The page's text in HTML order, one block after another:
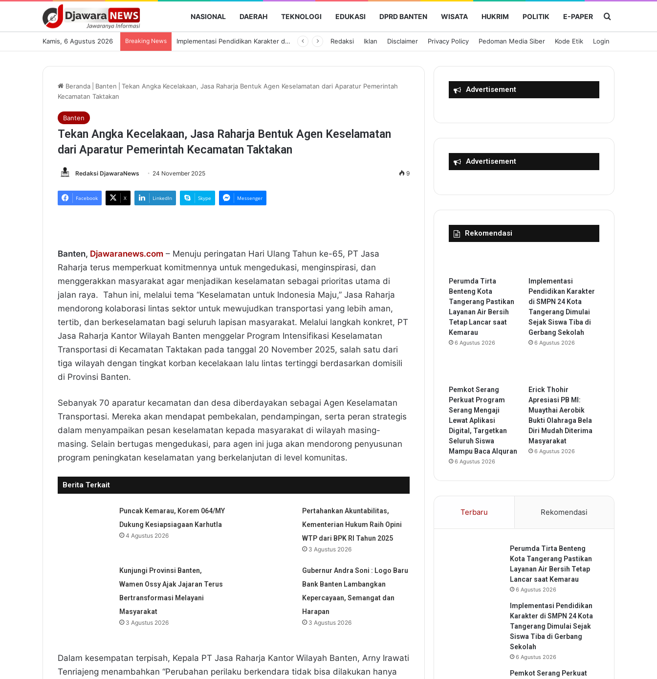
NASIONAL DAERAH TEKNOLOGI EDUKASI DPRD BANTEN WISATA HUKRIM POLITIK E-PAPER Cari Berita
Kamis, 6 Agustus 2026 Breaking News Implementasi Pendidikan Karakter di SMPN 24 Kota Tangerang Dimulai Sejak Siswa Tiba di Gerbang Sekolah Redaksi Iklan Disclaimer Privacy Policy Pedoman Media Siber Kode Etik Login
Beranda Banten
Tekan Angka Kecelakaan, Jasa Raharja Bentuk Agen Keselamatan dari Aparatur Pemerintah
Kecamatan Taktakan
Banten
Tekan Angka Kecelakaan, Jasa Raharja Bentuk Agen Keselamatan
dari Aparatur Pemerintah Kecamatan Taktakan
Redaksi DjawaraNews 24 November 2025 9
Facebook X LinkedIn Skype Messenger
Banten, Djawaranews.com – Menuju peringatan Hari Ulang Tahun ke-65, PT Jasa
Raharja terus memperkuat komitmennya untuk mengedukasi, menginspirasi, dan
menggerakkan masyarakat agar menjadikan keselamatan sebagai prioritas utama di
jalan raya. Tahun ini, melalui tema “Keselamatan untuk Indonesia Maju,” Jasa Raharja
mendorong kolaborasi lintas sektor untuk mewujudkan transportasi yang lebih aman,
tertib, dan berkeselamatan bagi seluruh lapisan masyarakat. Melalui langkah konkret, PT
Jasa Raharja Kantor Wilayah Banten menggelar Program Intensifikasi Keselamatan
Transportasi di Kecamatan Taktakan pada tanggal 20 November 2025, salah satu dari
tiga wilayah dengan tingkat korban kecelakaan lalu lintas tertinggi berdasarkan domisili
di Provinsi Banten.
Sebanyak 70 aparatur kecamatan dan desa diberdayakan sebagai Agen Keselamatan
Transportasi. Mereka akan mendapat pembekalan, pendampingan, serta peran strategis
dalam menyampaikan pesan keselamatan kepada masyarakat di wilayah masing-
masing. Selain bertugas mengedukasi, para agen ini juga akan mendorong penyusunan
program peningkatan keselamatan yang berkelanjutan di level komunitas.
Berita Terkait
Puncak Kemarau, Korem 064/MY
Dukung Kesiapsiagaan Karhutla
4 Agustus 2026
Pertahankan Akuntabilitas,
Kementerian Hukum Raih Opini
WTP dari BPK RI Tahun 2025
3 Agustus 2026
Kunjungi Provinsi Banten,
Wamen Ossy Ajak Jajaran Terus
Bertransformasi Melayani
Masyarakat
3 Agustus 2026
Gubernur Andra Soni : Logo Baru
Bank Banten Lambangkan
Kepercayaan, Semangat dan
Harapan
3 Agustus 2026
Dalam kesempatan terpisah, Kepala PT Jasa Raharja Kantor Wilayah Banten, Arny Irawati
Tenriajeng menambahkan “Perubahan perilaku berkendara tidak bisa dilakukan hanya
Advertisement
Advertisement
Rekomendasi
Perumda Tirta
Benteng Kota
Tangerang Pastikan
Layanan Air Bersih
Tetap Lancar saat
Kemarau
6 Agustus 2026
Implementasi
Pendidikan Karakter
di SMPN 24 Kota
Tangerang Dimulai
Sejak Siswa Tiba di
Gerbang Sekolah
6 Agustus 2026
Pemkot Serang
Perkuat Program
Serang Mengaji
Lewat Aplikasi
Digital, Targetkan
Seluruh Siswa
Mampu Baca Alquran
6 Agustus 2026
Erick Thohir
Apresiasi PB MI:
Muaythai Aerobik
Bukti Olahraga Bela
Diri Mudah Diterima
Masyarakat
6 Agustus 2026
Terbaru Rekomendasi
Perumda Tirta Benteng
Kota Tangerang Pastikan
Layanan Air Bersih Tetap
Lancar saat Kemarau
6 Agustus 2026
Implementasi Pendidikan
Karakter di SMPN 24 Kota
Tangerang Dimulai Sejak
Siswa Tiba di Gerbang
Sekolah
6 Agustus 2026
Pemkot Serang Perkuat